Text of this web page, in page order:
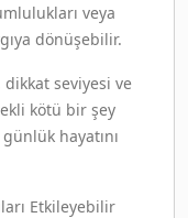
veya
dönüşebilir.
dikkat seviyesi ve
kötü bir şey
hayatını
Etkileyebilir